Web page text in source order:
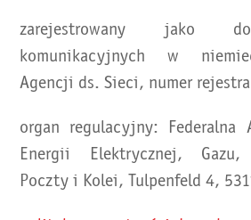
zarejestrowany jako
komunikacyjnych w
Agencji ds. Sieci, numer
organ regulacyjny: Federalna
Energii Elektrycznej, Gazu,
Poczty i Kolei, Tulpenfeld 4,